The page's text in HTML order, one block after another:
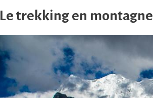
Le trekking en montagne